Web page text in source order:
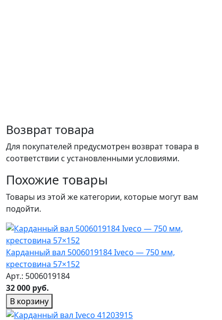
Возврат товара
Для покупателей предусмотрен возврат товара в
соответствии с установленными условиями.
Похожие товары
Товары из этой же категории, которые могут вам
подойти.
Карданный вал 5006019184 Iveco — 750 мм,
крестовина 57×152
Арт.: 5006019184
32 000 руб.
В корзину